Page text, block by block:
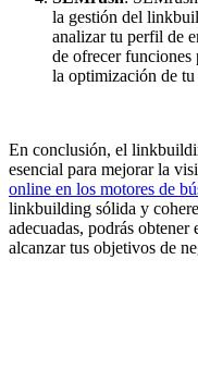
la gestión del
analizar tu perfil de
de ofrecer funciones
la optimización de
En conclusión, el
esencial para mejorar la
online en los motores de
linkbuilding sólida y
adecuadas, podrás obtener
alcanzar tus objetivos de